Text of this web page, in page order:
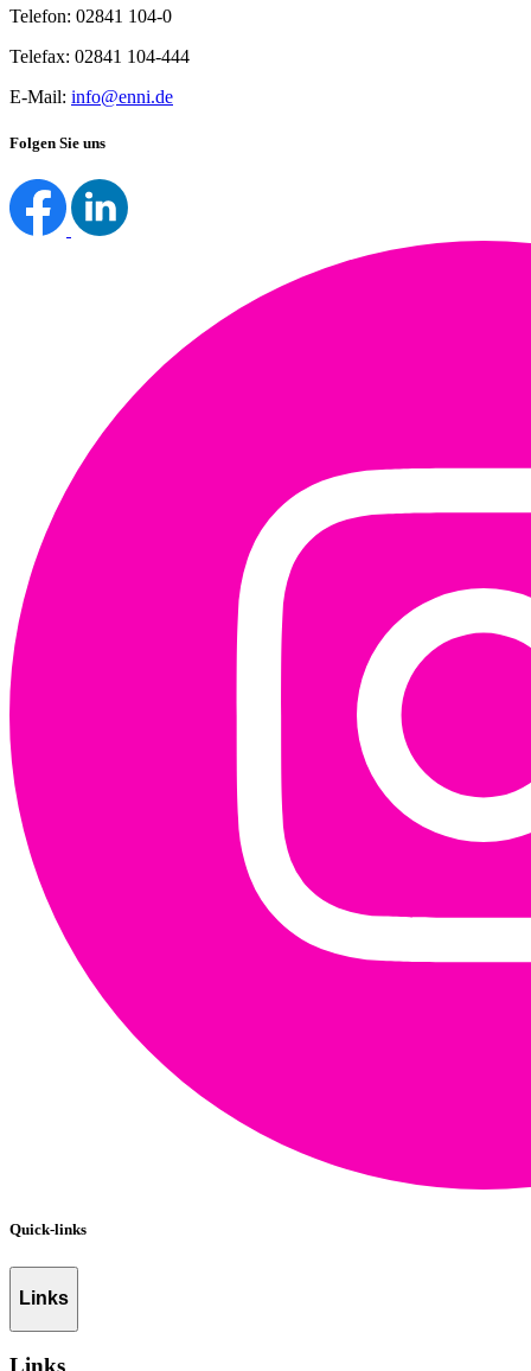
Telefon: 02841 104-0
Telefax: 02841 104-444
E-Mail: info@enni.de
Folgen Sie uns
Quick-links
Links